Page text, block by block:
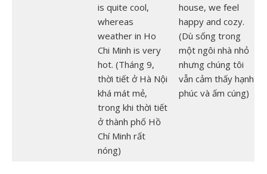
is quite cool,
whereas
weather in Ho
Chi Minh is very
hot. (Tháng 9,
thời tiết ở Hà Nội
khá mát mẻ,
trong khi thời tiết
ở thành phố Hồ
Chí Minh rất
nóng)
house, we feel
happy and cozy.
(Dù sống trong
một ngôi nhà nhỏ
nhưng chúng tôi
vẫn cảm thấy hạnh
phúc và ấm cúng)